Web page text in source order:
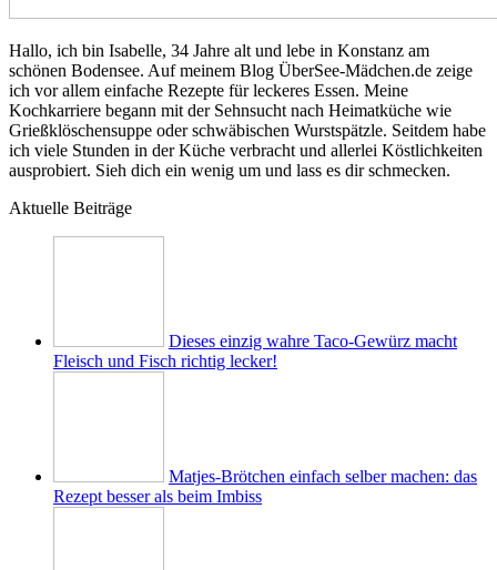
Hallo, ich bin Isabelle, 34 Jahre alt und lebe in Konstanz am
schönen Bodensee. Auf meinem Blog ÜberSee-Mädchen.de zeige
ich vor allem einfache Rezepte für leckeres Essen. Meine
Kochkarriere begann mit der Sehnsucht nach Heimatküche wie
Grießklöschensuppe oder schwäbischen Wurstspätzle. Seitdem habe
ich viele Stunden in der Küche verbracht und allerlei Köstlichkeiten
ausprobiert. Sieh dich ein wenig um und lass es dir schmecken.
Aktuelle Beiträge
Dieses einzig wahre Taco-Gewürz macht
Fleisch und Fisch richtig lecker!
Matjes-Brötchen einfach selber machen: das
Rezept besser als beim Imbiss